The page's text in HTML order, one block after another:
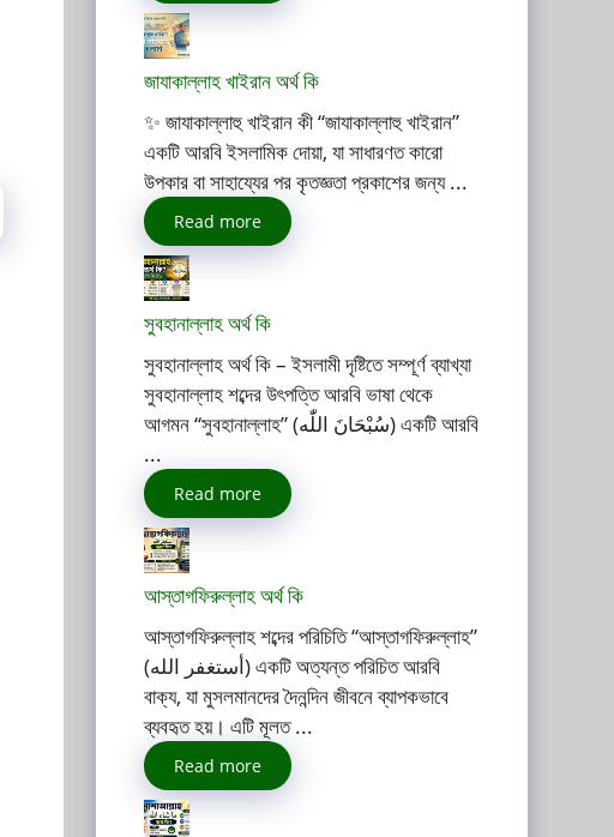
জাযাকাল্লাহ খাইরান অর্থ কি
✨ জাযাকাল্লাহু খাইরান কী “জাযাকাল্লাহু খাইরান”
একটি আরবি ইসলামিক দোয়া, যা সাধারণত কারো
উপকার বা সাহায্যের পর কৃতজ্ঞতা প্রকাশের জন্য ...
Read more
সুবহানাল্লাহ অর্থ কি
সুবহানাল্লাহ অর্থ কি – ইসলামী দৃষ্টিতে সম্পূর্ণ ব্যাখ্যা
সুবহানাল্লাহ শব্দের উৎপত্তি আরবি ভাষা থেকে
আগমন “সুবহানাল্লাহ” (سُبْحَانَ اللّٰه) একটি আরবি
...
Read more
আস্তাগফিরুল্লাহ অর্থ কি
আস্তাগফিরুল্লাহ শব্দের পরিচিতি “আস্তাগফিরুল্লাহ”
(أستغفر الله) একটি অত্যন্ত পরিচিত আরবি
বাক্য, যা মুসলমানদের দৈনন্দিন জীবনে ব্যাপকভাবে
ব্যবহৃত হয়। এটি মূলত ...
Read more